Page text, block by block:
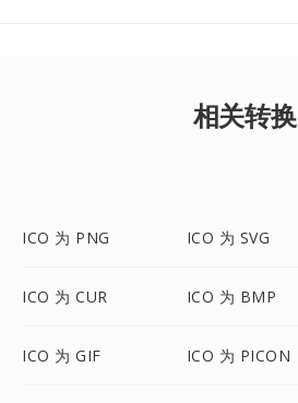
相关转换
ICO 为 PNG ICO 为 SVG
ICO 为 CUR ICO 为 BMP
ICO 为 GIF ICO 为 PICON